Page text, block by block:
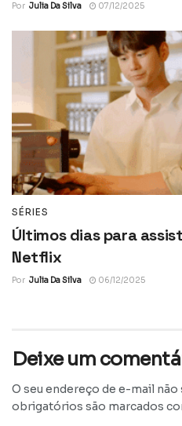
Por Julia Da Silva 07/12/2025
SÉRIES
Últimos dias para
Netflix
Por Julia Da Silva 06/12/2025
Deixe um
O seu endereço de e-mail não
obrigatórios são marcados